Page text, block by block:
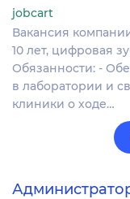
jobcart
Вакансия
10 лет, цифровая
Обязанности: -
в лаборатории и
клиники о ходе…